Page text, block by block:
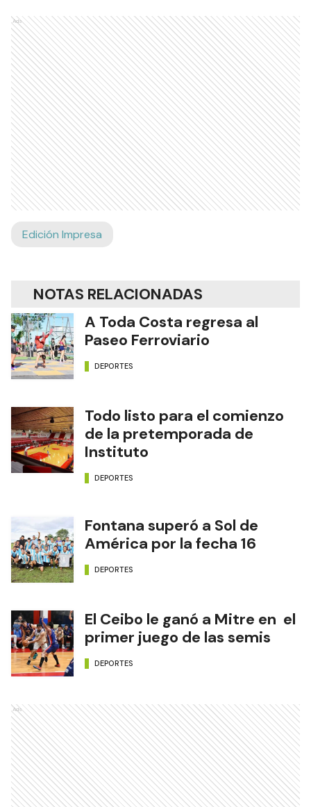
Ads
Edición Impresa
NOTAS RELACIONADAS
A Toda Costa regresa al
Paseo Ferroviario
DEPORTES
Todo listo para el comienzo
de la pretemporada de
Instituto
DEPORTES
Fontana superó a Sol de
América por la fecha 16
DEPORTES
El Ceibo le ganó a Mitre en el
primer juego de las semis
DEPORTES
Ads